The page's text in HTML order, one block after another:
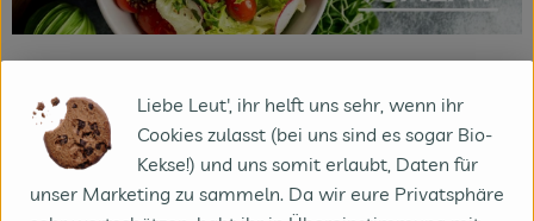
Liebe Leut', ihr helft uns sehr, wenn ihr
Cookies zulasst (bei uns sind es sogar Bio-
Kekse!) und uns somit erlaubt, Daten für
unser Marketing zu sammeln. Da wir eure Privatsphäre